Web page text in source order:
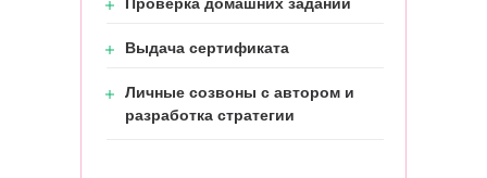
Выдача сертификата
Личные созвоны с автором и
разработка стратегии